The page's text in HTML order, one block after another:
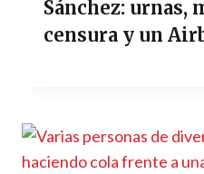
Sánchez: urnas,
censura y un